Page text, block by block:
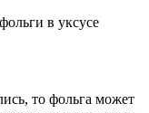
то фольга может